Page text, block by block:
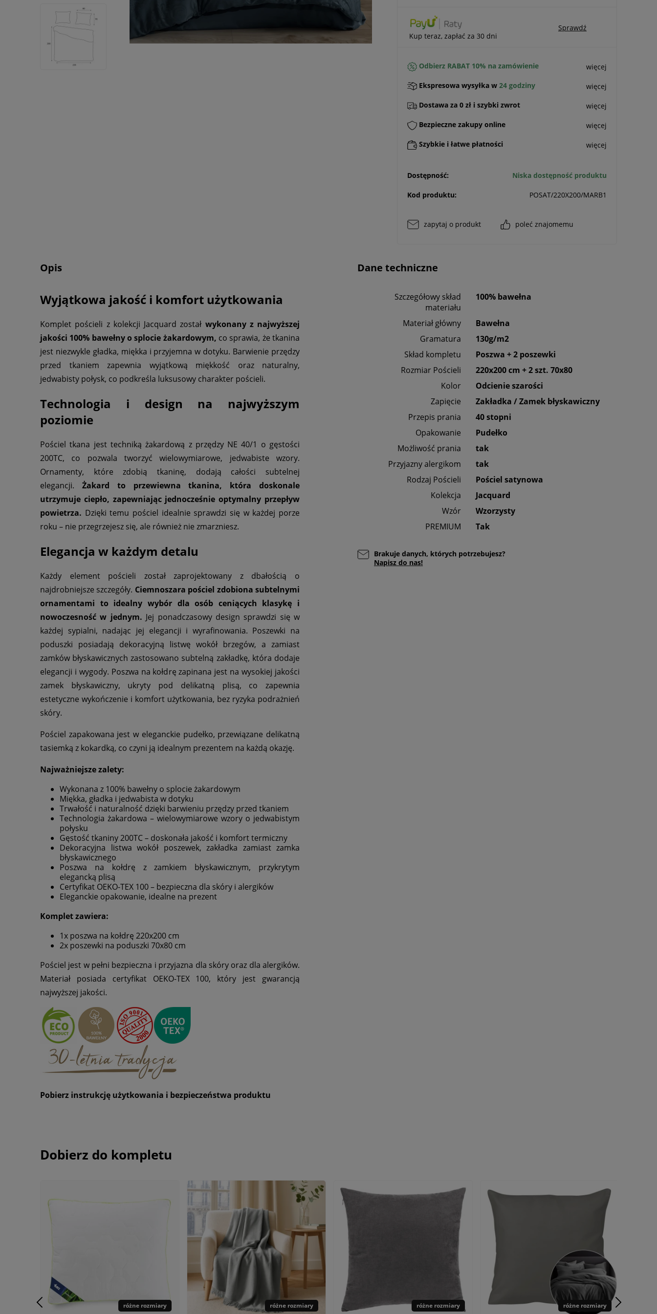
Kup teraz, zapłać za 30 dni
Sprawdź
Odbierz RABAT 10% na zamówienie więcej
Ekspresowa wysyłka w 24 godziny więcej
Dostawa za 0 zł i szybki zwrot więcej
Bezpieczne zakupy online więcej
Szybkie i łatwe płatności więcej
Dostępność: Niska dostępność produktu
Kod produktu: POSAT/220X200/MARB1
zapytaj o produkt poleć znajomemu
Opis
Wyjątkowa jakość i komfort użytkowania
Komplet pościeli z kolekcji Jacquard został wykonany z najwyższej
jakości 100% bawełny o splocie żakardowym, co sprawia, że tkanina
jest niezwykle gładka, miękka i przyjemna w dotyku. Barwienie przędzy
przed tkaniem zapewnia wyjątkową miękkość oraz naturalny,
jedwabisty połysk, co podkreśla luksusowy charakter pościeli.
Technologia i design na najwyższym
poziomie
Pościel tkana jest techniką żakardową z przędzy NE 40/1 o gęstości
200TC, co pozwala tworzyć wielowymiarowe, jedwabiste wzory.
Ornamenty, które zdobią tkaninę, dodają całości subtelnej
elegancji. Żakard to przewiewna tkanina, która doskonale
utrzymuje ciepło, zapewniając jednocześnie optymalny przepływ
powietrza. Dzięki temu pościel idealnie sprawdzi się w każdej porze
roku – nie przegrzejesz się, ale również nie zmarzniesz.
Elegancja w każdym detalu
Każdy element pościeli został zaprojektowany z dbałością o
najdrobniejsze szczegóły. Ciemnoszara pościel zdobiona subtelnymi
ornamentami to idealny wybór dla osób ceniących klasykę i
nowoczesność w jednym. Jej ponadczasowy design sprawdzi się w
każdej sypialni, nadając jej elegancji i wyrafinowania. Poszewki na
poduszki posiadają dekoracyjną listwę wokół brzegów, a zamiast
zamków błyskawicznych zastosowano subtelną zakładkę, która dodaje
elegancji i wygody. Poszwa na kołdrę zapinana jest na wysokiej jakości
zamek błyskawiczny, ukryty pod delikatną plisą, co zapewnia
estetyczne wykończenie i komfort użytkowania, bez ryzyka podrażnień
skóry.
Pościel zapakowana jest w eleganckie pudełko, przewiązane delikatną
tasiemką z kokardką, co czyni ją idealnym prezentem na każdą okazję.
Najważniejsze zalety:
Wykonana z 100% bawełny o splocie żakardowym
Miękka, gładka i jedwabista w dotyku
Trwałość i naturalność dzięki barwieniu przędzy przed tkaniem
Technologia żakardowa – wielowymiarowe wzory o jedwabistym
połysku
Gęstość tkaniny 200TC – doskonała jakość i komfort termiczny
Dekoracyjna listwa wokół poszewek, zakładka zamiast zamka
błyskawicznego
Poszwa na kołdrę z zamkiem błyskawicznym, przykrytym
elegancką plisą
Certyfikat OEKO-TEX 100 – bezpieczna dla skóry i alergików
Eleganckie opakowanie, idealne na prezent
Komplet zawiera:
1x poszwa na kołdrę 220x200 cm
2x poszewki na poduszki 70x80 cm
Pościel jest w pełni bezpieczna i przyjazna dla skóry oraz dla alergików.
Materiał posiada certyfikat OEKO-TEX 100, który jest gwarancją
najwyższej jakości.
Pobierz instrukcję użytkowania i bezpieczeństwa produktu
Dane techniczne
Szczegółowy skład
materiału
100% bawełna
Materiał główny
Bawełna
Gramatura
130g/m2
Skład kompletu
Poszwa + 2 poszewki
Rozmiar Pościeli
220x200 cm + 2 szt. 70x80
Kolor
Odcienie szarości
Zapięcie
Zakładka / Zamek błyskawiczny
Przepis prania
40 stopni
Opakowanie
Pudełko
Możliwość prania
tak
Przyjazny alergikom
tak
Rodzaj Pościeli
Pościel satynowa
Kolekcja
Jacquard
Wzór
Wzorzysty
PREMIUM
Tak
Brakuje danych, których potrzebujesz?
Napisz do nas!
Dobierz do kompletu
różne rozmiary różne rozmiary różne rozmiary różne rozmiary